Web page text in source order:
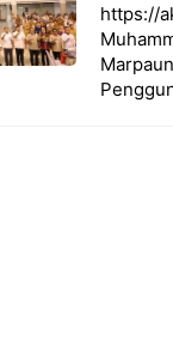
https://